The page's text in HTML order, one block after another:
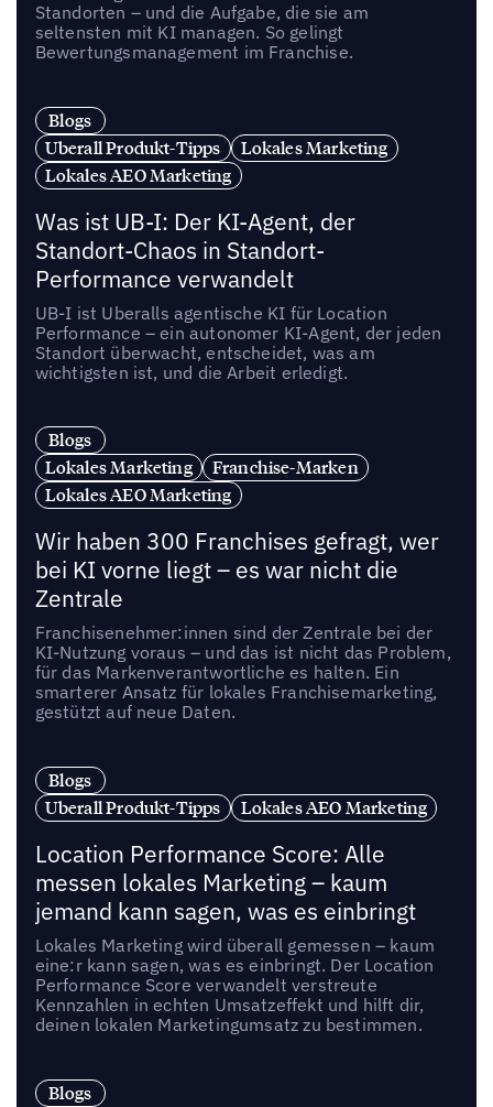
Standorten – und die Aufgabe, die sie am
seltensten mit KI managen. So gelingt
Bewertungsmanagement im Franchise.
Blogs
Uberall Produkt-Tipps
Lokales Marketing
Lokales AEO Marketing
Was ist UB-I: Der KI-Agent, der
Standort-Chaos in Standort-
Performance verwandelt
UB-I ist Uberalls agentische KI für Location
Performance – ein autonomer KI-Agent, der jeden
Standort überwacht, entscheidet, was am
wichtigsten ist, und die Arbeit erledigt.
Blogs
Lokales Marketing
Franchise-Marken
Lokales AEO Marketing
Wir haben 300 Franchises gefragt, wer
bei KI vorne liegt – es war nicht die
Zentrale
Franchisenehmer:innen sind der Zentrale bei der
KI-Nutzung voraus – und das ist nicht das Problem,
für das Markenverantwortliche es halten. Ein
smarterer Ansatz für lokales Franchisemarketing,
gestützt auf neue Daten.
Blogs
Uberall Produkt-Tipps
Lokales AEO Marketing
Location Performance Score: Alle
messen lokales Marketing – kaum
jemand kann sagen, was es einbringt
Lokales Marketing wird überall gemessen – kaum
eine:r kann sagen, was es einbringt. Der Location
Performance Score verwandelt verstreute
Kennzahlen in echten Umsatzeffekt und hilft dir,
deinen lokalen Marketingumsatz zu bestimmen.
Blogs